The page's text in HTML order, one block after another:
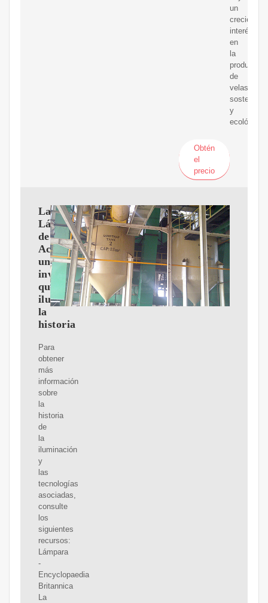
un
creciente
interés
en
la
producción
de
velas
y
Obtén
el
precio
La
Lámpara
de
Aceite:
un
invento
que
iluminó
la
historia
Para
obtener
más
información
sobre
la
historia
de
la
iluminación
y
las
tecnologías
asociadas,
consulte
los
siguientes
recursos:
Lámpara
-
Encyclopaedia
Britannica
La